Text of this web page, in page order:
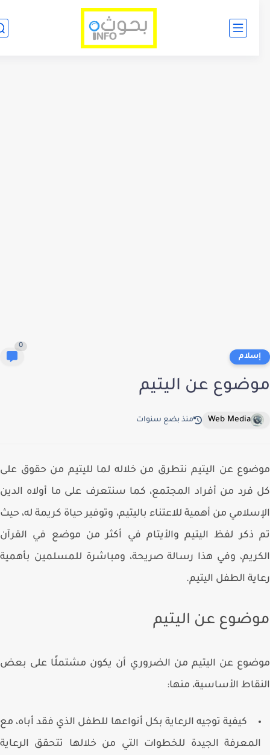
عن اليتيم
Web Media منذ بضع سنوات
عن اليتيم نتطرق من خلاله لما لليتيم من حقوق على
فرد من أفراد المجتمع، كما سنتعرف على ما أولاه الدين
من أهمية للاعتناء باليتيم، وتوفير حياة كريمة له، حيث
ذكر لفظ اليتيم والأيتام في أكثر من موضع في القرآن
وفي هذا رسالة صريحة، ومباشرة للمسلمين بأهمية
الطفل اليتيم.
عن اليتيم
عن اليتيم من الضروري أن يكون مشتملًا على بعض
الأساسية، منها:
كيفية توجيه الرعاية بكل أنواعها للطفل الذي فقد أباه، مع
الجيدة للخطوات التي من خلالها تتحقق الرعاية